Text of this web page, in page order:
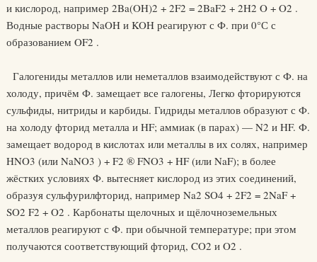
и кислород, например 2Ba(OH)2 + 2F2 = 2BaF2 + 2H2 O + O2 .
Водные растворы NaOH и KOH реагируют с Ф. при 0°С с
образованием OF2 .
Галогениды металлов или неметаллов взаимодействуют с Ф. на
холоду, причём Ф. замещает все галогены, Легко фторируются
сульфиды, нитриды и карбиды. Гидриды металлов образуют с Ф.
на холоду фторид металла и HF; аммиак (в парах) — N2 и HF. Ф.
замещает водород в кислотах или металлы в их солях, например
HNO3 (или NaNO3 ) + F2 ® FNO3 + HF (или NaF); в более
жёстких условиях Ф. вытесняет кислород из этих соединений,
образуя сульфурилфторид, например Na2 SO4 + 2F2 = 2NaF +
SO2 F2 + O2 . Карбонаты щелочных и щёлочноземельных
металлов реагируют с Ф. при обычной температуре; при этом
получаются соответствующий фторид, CO2 и O2 .